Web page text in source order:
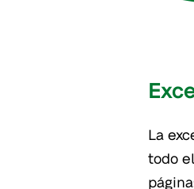
La
todo